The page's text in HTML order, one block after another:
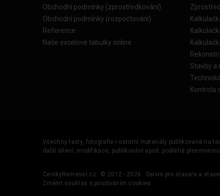
Obchodní podmínky (zprostředkování)
Obchodní podmínky (rozpočtování)
Reference
Naše excelové tabulky online
Stavby a
Kontrola
Všechny texty, fotografie i ostatní materiály publikované na
další šíření, modifikace, publikování apod. podléhá
CenikyRemesel.cz © 2012 - 2026
Servis pro stavaře a
Změnit souhlas s používáním cookies